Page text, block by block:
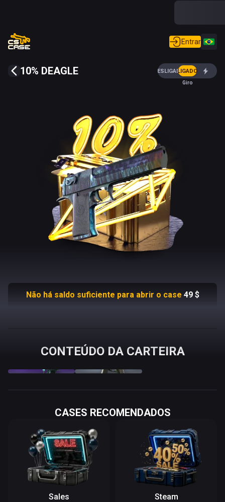
Entrar
10% DEAGLE DESLIGADOLIGADO
Giro
Não há saldo suficiente para abrir o case 49 $
CONTEÚDO DA CARTEIRA
Q Price
Odds %
Q
Price$
Odds %
CASES RECOMENDADOS
Sales
Steam